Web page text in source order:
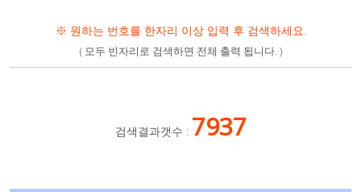
※ 원하는 번호를 한자리 이상 입력 후 검색하세요.
( 모두 빈자리로 검색하면 전체 출력 됩니다. )
검색결과갯수 : 7937